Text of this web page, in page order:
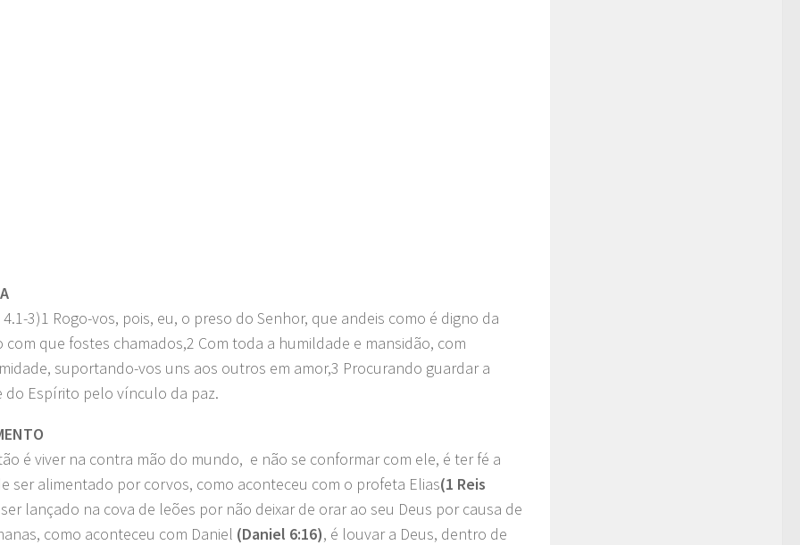
4.1-3)1 Rogo-vos, pois, eu, o preso do Senhor, que andeis como é digno da
com que fostes chamados,2 Com toda a humildade e mansidão, com
suportando-vos uns aos outros em amor,3 Procurando guardar a
do Espírito pelo vínculo da paz.
é viver na contra mão do mundo, e não se conformar com ele, é ter fé a
ser alimentado por corvos, como aconteceu com o profeta Elias(1 Reis
lançado na cova de leões por não deixar de orar ao seu Deus por causa de
como aconteceu com Daniel (Daniel 6:16), é louvar a Deus, dentro de